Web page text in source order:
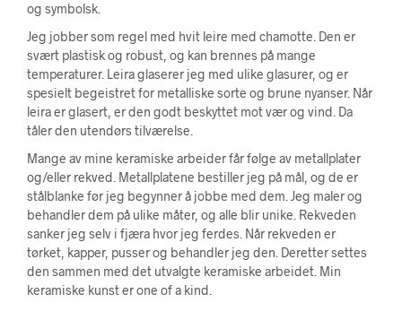
og symbolsk.
Jeg jobber som regel med hvit leire med chamotte. Den er
svært plastisk og robust, og kan brennes på mange
temperaturer. Leira glaserer jeg med ulike glasurer, og er
spesielt begeistret for metalliske sorte og brune nyanser. Når
leira er glasert, er den godt beskyttet mot vær og vind. Da
tåler den utendørs tilværelse.
Mange av mine keramiske arbeider får følge av metallplater
og/eller rekved. Metallplatene bestiller jeg på mål, og de er
stålblanke før jeg begynner å jobbe med dem. Jeg maler og
behandler dem på ulike måter, og alle blir unike. Rekveden
sanker jeg selv i fjæra hvor jeg ferdes. Når rekveden er
tørket, kapper, pusser og behandler jeg den. Deretter settes
den sammen med det utvalgte keramiske arbeidet. Min
keramiske kunst er one of a kind.